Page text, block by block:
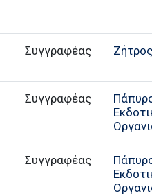
Συγγραφέας
Συγγραφέας
Συγγραφέας